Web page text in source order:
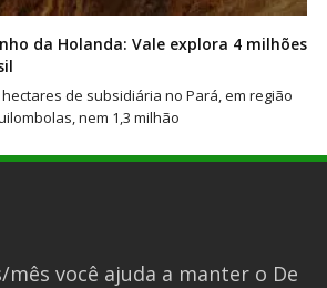
da Holanda: Vale explora 4 milhões
de subsidiária no Pará, em região
nem 1,3 milhão
mês você ajuda a manter o De